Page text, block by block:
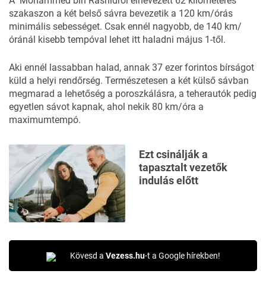
szakaszon a két belső sávra bevezetik a 120 km/órás
minimális sebességet. Csak ennél nagyobb, de 140 km/
óránál kisebb tempóval lehet itt haladni május 1-től.
Aki ennél lassabban halad, annak 37 ezer forintos bírságot
küld a helyi rendőrség. Természetesen a két külső sávban
megmarad a lehetőség a poroszkálásra, a teherautók pedig
egyetlen sávot kapnak, ahol nekik 80 km/óra a
maximumtempó.
Ezt csinálják a
tapasztalt vezetők
indulás előtt
Kövesd a Vezess.hu-t a Google hírekben!